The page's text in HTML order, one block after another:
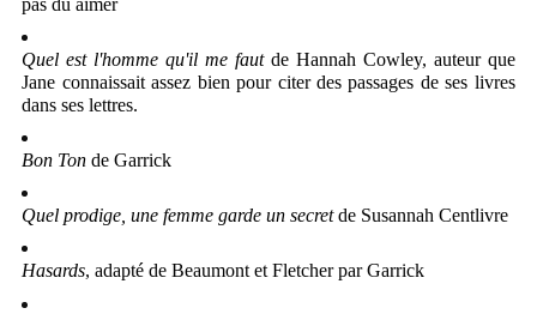
pas du aimer
Quel est l'homme qu'il me fautde Hannah Cowley, auteur que
Jane connaissait assez bien pour citer des passages de ses livres
dans ses lettres.
Bon Ton de Garrick
Quel prodige, une femme garde un secretde Susannah Centlivre
Hasards, adapté de Beaumont et Fletcher par Garrick